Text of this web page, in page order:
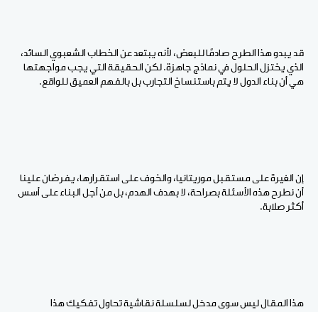
قد يبدو هذا الطرح صادمًا للبعض، لأنه يبتعد عن الخطاب الشعبوي السائد،
الذي يختزل الحلول في نماذج جاهزة. لكن الحقيقة التي يجب مواجهتها
هي أن بناء الدول لا يتم باستنساخ التجارب بل بالفهم العميق للواقع.
إن الغيرة على مستقبل موريتانيا، والخوف على استقرارها، يفرضان علينا
أن نطرح هذه الأسئلة بصراحة، لا بهدف الهدم، بل من أجل البناء على أسس
أكثر صلابة.
هذا المقال ليس سوى مدخل لسلسلة نقاشية تحاول تفكيك هذا